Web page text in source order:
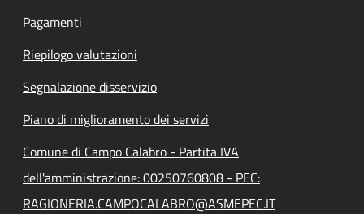
Pagamenti
Riepilogo valutazioni
Segnalazione disservizio
Piano di miglioramento dei servizi
Comune di Campo Calabro - Partita IVA
dell'amministrazione: 00250760808 - PEC:
RAGIONERIA.CAMPOCALABRO@ASMEPEC.IT